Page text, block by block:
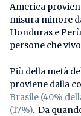
America
misura minore
Honduras e
persone che
Più della metà
proviene dalla
Brasile (40%
(17%). Da